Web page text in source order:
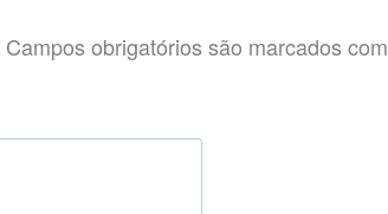
Campos obrigatórios são marcados com